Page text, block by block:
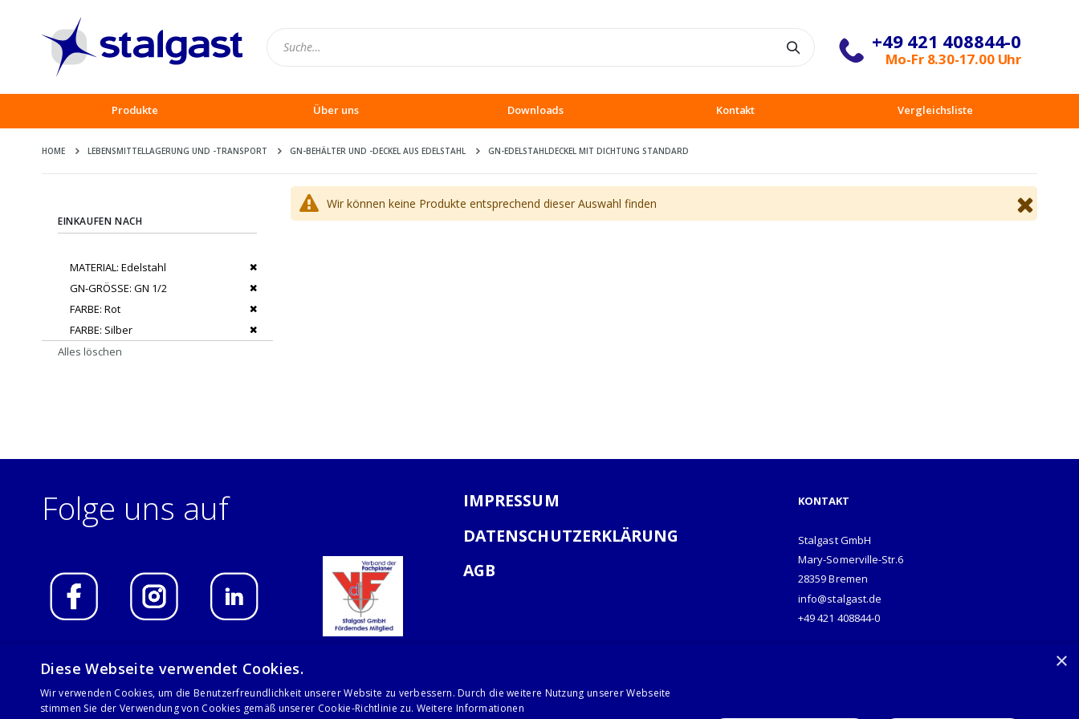
+49 421 408844-0
Mo-Fr 8.30-17.00 Uhr
Produkte Über uns Downloads Kontakt Vergleichsliste
HOME LEBENSMITTELLAGERUNG UND -TRANSPORT GN-BEHÄLTER UND -DECKEL AUS EDELSTAHL GN-EDELSTAHLDECKEL MIT DICHTUNG STANDARD
Wir können keine Produkte entsprechend dieser Auswahl finden
EINKAUFEN NACH
MATERIAL Edelstahl
Dies entfernen
GN-GRÖSSE
GN 1/2
Dies entfernen
FARBE Rot
Dies entfernen
FARBE Silber
Dies entfernen
Alles löschen
Folge uns auf
IMPRESSUM
DATENSCHUTZERKLÄRUNG
AGB
KONTAKT
Stalgast GmbH
Mary-Somerville-Str.6
28359 Bremen
info@stalgast.de
+49 421 408844-0
© 2021 Stalgast GmbH
×
Diese Webseite verwendet Cookies.
Wir verwenden Cookies, um die Benutzerfreundlichkeit unserer Website zu verbessern. Durch die weitere Nutzung unserer Webseite
stimmen Sie der Verwendung von Cookies gemäß unserer Cookie-Richtlinie zu. Weitere Informationen